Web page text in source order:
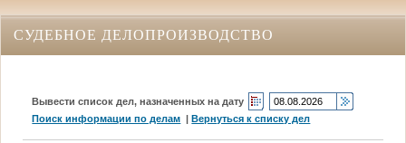
СУДЕБНОЕ ДЕЛОПРОИЗВОДСТВО
Вывести список дел, назначенных на дату
Поиск информации по делам |Вернуться к списку дел